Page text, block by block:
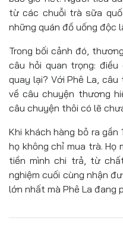
từ các chuỗi trà sữa
những quán đồ uống độc
Trong bối cảnh đó,
câu hỏi quan trọng:
quay lại? Với Phê La,
về câu chuyện thương
câu chuyện thôi có lẽ
Khi khách hàng bỏ ra
họ không chỉ mua trà. Họ
tiền mình chi trả, từ
nghiệm cuối cùng nhận
lớn nhất mà Phê La đang